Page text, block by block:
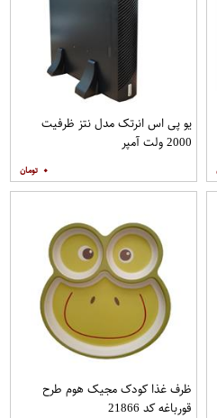
یو پی اس انرتک مدل نتز ظرفیت
2000 ولت آمپر
۰
ظرف غذا کودک مجیک هوم طرح
قورباغه کد 21866